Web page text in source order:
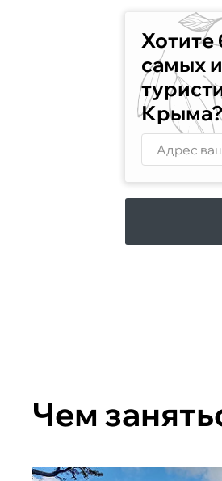
Хотите
самых
Крыма?
Чем